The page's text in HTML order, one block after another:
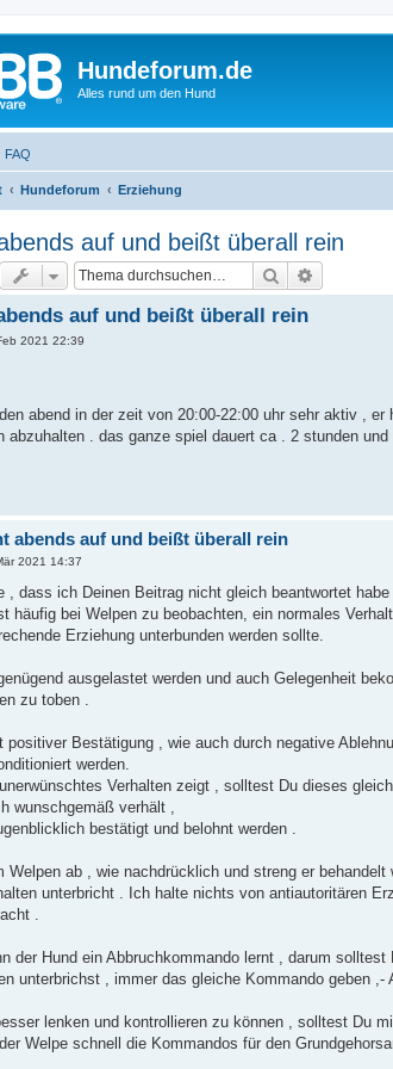
Hundeforum.de
Alles rund um den Hund
FAQ
Hundeforum Erziehung
auf und beißt überall rein
Suche
auf und beißt überall rein
2021 22:39
abend in der zeit von 20:00-22:00 uhr sehr aktiv ,
abzuhalten . das ganze spiel dauert ca . 2 stunden
abends auf und beißt überall rein
2021 14:37
, dass ich Deinen Beitrag nicht gleich beantwortet habe
häufig bei Welpen zu beobachten, ein normales
Erziehung unterbunden werden sollte.
ausgelastet werden und auch Gelegenheit
zu toben .
positiver Bestätigung , wie auch durch negative
werden.
Verhalten zeigt , solltest Du dieses
wunschgemäß verhält ,
bestätigt und belohnt werden .
Welpen ab , wie nachdrücklich und streng er behandelt
unterbricht . Ich halte nichts von antiautoritären
.
der Hund ein Abbruchkommando lernt , darum solltest
unterbrichst , immer das gleiche Kommando geben ,-
lenken und kontrollieren zu können , solltest Du
Welpe schnell die Kommandos für den